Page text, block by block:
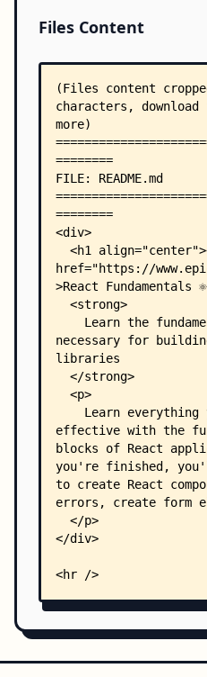
│   ├── in-
│   ├──
│   ├── post-set-
│   ├── setup-
│   ├── update-
│   ├──
    │   └── .npmrc
    ├── exercises/
│   ├──
│   ├──
│   ├── 01.js-
│   │   ├──
│   │   ├──
│   │   ├──
│   │   │   ├──
│   │   │   └──
│   │   ├──
│   │   │   ├──
│   │   │   ├──
│   │   │   └──
│   │   ├──
│   │   │   ├──
│   │   │   └──
│   │   └──
│   │       ├──
│   │       ├──
│   │       └──
│   ├── 02.raw-
│   │   ├──
│   │   │   ├──
│   │   │   └──
│   │   │   ├──
Files Content